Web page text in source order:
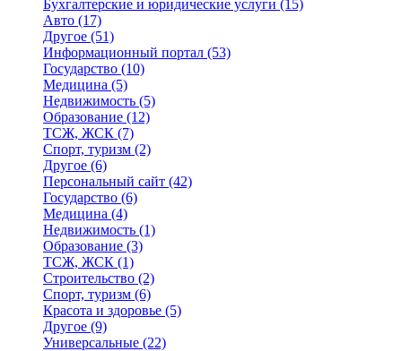
Бухгалтерские и юридические услуги (15)
Авто (17)
Другое (51)
Информационный портал (53)
Государство (10)
Медицина (5)
Недвижимость (5)
Образование (12)
ТСЖ, ЖСК (7)
Спорт, туризм (2)
Другое (6)
Персональный сайт (42)
Государство (6)
Медицина (4)
Недвижимость (1)
Образование (3)
ТСЖ, ЖСК (1)
Строительство (2)
Спорт, туризм (6)
Красота и здоровье (5)
Другое (9)
Универсальные (22)